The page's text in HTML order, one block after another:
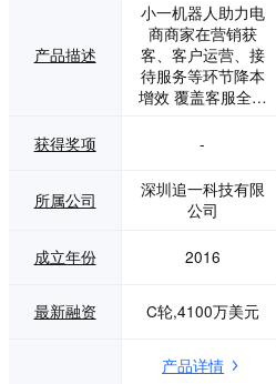
产品描述
小一机器人助力电
商商家在营销获
客、客户运营、接
待服务等环节降本
增效 覆盖客服全场
复，夜间假日不遗
漏，提升店铺服务
像，智能推荐商
订单状态触达客
库，开箱即用 1000
获得奖项 -
所属公司
深圳追一科技有限
公司
成立年份 2016
最新融资 C轮,4100万美元
产品详情